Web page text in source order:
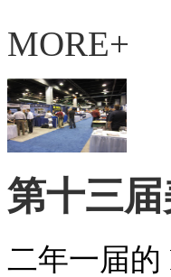
MORE+
第十三
二年一届的